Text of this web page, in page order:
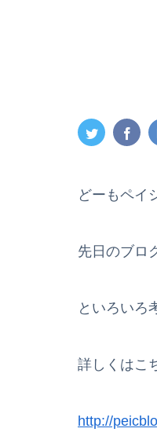
どーもペイ
先日のブロ
といろいろ
詳しくはこ
http://